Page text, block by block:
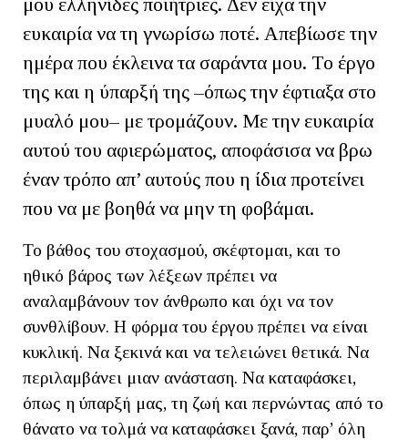
μου ελληνίδες ποιήτριες. Δεν είχα την
ευκαιρία να τη γνωρίσω ποτέ. Απεβίωσε την
ημέρα που έκλεινα τα σαράντα μου. Το έργο
της και η ύπαρξή της –όπως την έφτιαξα στο
μυαλό μου– με τρομάζουν. Με την ευκαιρία
αυτού του αφιερώματος, αποφάσισα να βρω
έναν τρόπο απ’ αυτούς που η ίδια προτείνει
που να με βοηθά να μην τη φοβάμαι.
Το βάθος του στοχασμού, σκέφτομαι, και το
ηθικό βάρος των λέξεων πρέπει να
αναλαμβάνουν τον άνθρωπο και όχι να τον
συνθλίβουν. Η φόρμα του έργου πρέπει να είναι
κυκλική. Να ξεκινά και να τελειώνει θετικά. Να
περιλαμβάνει μιαν ανάσταση. Να καταφάσκει,
όπως η ύπαρξή μας, τη ζωή και περνώντας από το
θάνατο να τολμά να καταφάσκει ξανά, παρ’ όλη